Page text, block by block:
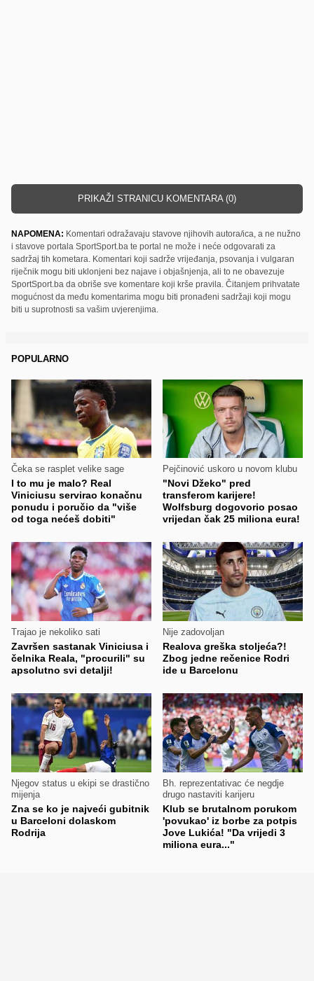
PRIKAŽI STRANICU KOMENTARA (0)
NAPOMENA: Komentari odražavaju stavove njihovih autora/ica, a ne nužno
i stavove portala SportSport.ba te portal ne može i neće odgovarati za
sadržaj tih kometara. Komentari koji sadrže vrijeđanja, psovanja i vulgaran
riječnik mogu biti uklonjeni bez najave i objašnjenja, ali to ne obavezuje
SportSport.ba da obriše sve komentare koji krše pravila. Čitanjem prihvatate
mogućnost da među komentarima mogu biti pronađeni sadržaji koji mogu
biti u suprotnosti sa vašim uvjerenjima.
POPULARNO
Čeka se rasplet velike sage
I to mu je malo? Real
Viniciusu servirao konačnu
ponudu i poručio da "više
od toga nećeš dobiti"
Pejčinović uskoro u novom klubu
"Novi Džeko" pred
transferom karijere!
Wolfsburg dogovorio posao
vrijedan čak 25 miliona eura!
Trajao je nekoliko sati
Završen sastanak Viniciusa i
čelnika Reala, "procurili" su
apsolutno svi detalji!
Nije zadovoljan
Realova greška stoljeća?!
Zbog jedne rečenice Rodri
ide u Barcelonu
Njegov status u ekipi se drastično
mijenja
Zna se ko je najveći gubitnik
u Barceloni dolaskom
Rodrija
Bh. reprezentativac će negdje
drugo nastaviti karijeru
Klub se brutalnom porukom
'povukao' iz borbe za potpis
Jove Lukića! "Da vrijedi 3
miliona eura..."